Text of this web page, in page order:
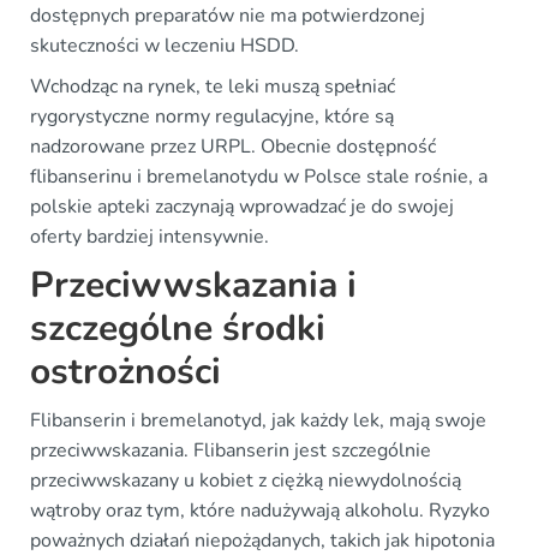
dostępnych preparatów nie ma potwierdzonej
skuteczności w leczeniu HSDD.
Wchodząc na rynek, te leki muszą spełniać
rygorystyczne normy regulacyjne, które są
nadzorowane przez URPL. Obecnie dostępność
flibanserinu i bremelanotydu w Polsce stale rośnie, a
polskie apteki zaczynają wprowadzać je do swojej
oferty bardziej intensywnie.
Przeciwwskazania i
szczególne środki
ostrożności
Flibanserin i bremelanotyd, jak każdy lek, mają swoje
przeciwwskazania. Flibanserin jest szczególnie
przeciwwskazany u kobiet z ciężką niewydolnością
wątroby oraz tym, które nadużywają alkoholu. Ryzyko
poważnych działań niepożądanych, takich jak hipotonia